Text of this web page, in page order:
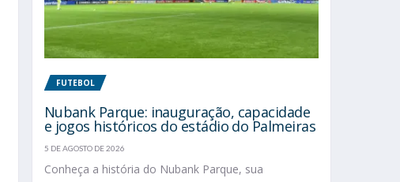
FUTEBOL
Nubank Parque: inauguração, capacidade
e jogos históricos do estádio do Palmeiras
5 DE AGOSTO DE 2026
Conheça a história do Nubank Parque, sua